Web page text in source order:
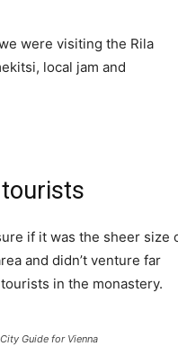
were visiting the Rila
local jam and
if it was the sheer size
and didn’t venture far
in the monastery.
City Guide for Vienna